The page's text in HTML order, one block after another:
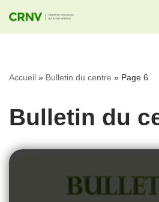
Aller
Accueil » Bulletin du centre » Page 6
Bulletin du